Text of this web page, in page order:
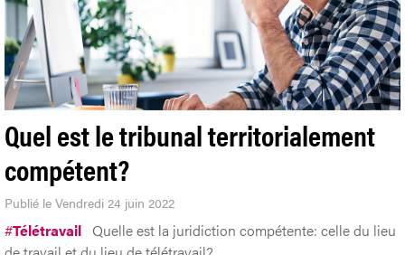
Quel est le tribunal territorialement
compétent?
Publié le Vendredi 24 juin 2022
#Télétravail Quelle est la juridiction compétente: celle du lieu